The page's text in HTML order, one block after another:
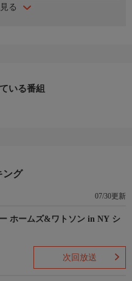
る
いる番組
ング
07/30更新
ホームズ&ワトソン in NY シ
次回放送